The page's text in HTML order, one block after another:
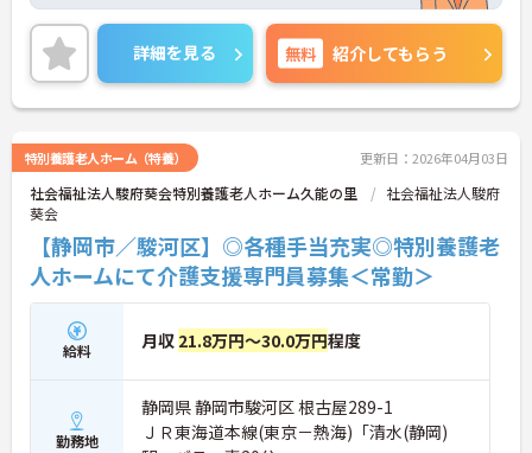
新清水駅より徒歩7分、車通勤も可能なので、通勤
に便利です。
気になられた方は、お気軽にご連絡くださいね。
詳細を見る 無料 紹介してもらう
特別養護老人ホーム（特養） 更新日：2026年04月03日
社会福祉法人駿府葵会特別養護老人ホーム久能の里
社会福祉法人駿府
葵会
【静岡市／駿河区】◎各種手当充実◎特別養護老
人ホームにて介護支援専門員募集＜常勤＞
給料 月収 21.8万円～30.0万円程度
勤務地
静岡県 静岡市駿河区 根古屋289-1
ＪＲ東海道本線(東京－熱海)「清水(静岡)